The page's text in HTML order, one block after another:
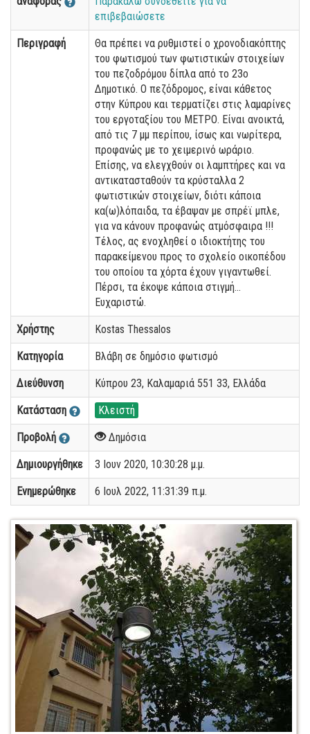
επιβεβαιώσετε
Περιγραφή
Θα πρέπει να ρυθμιστεί ο χρονοδιακόπτης
του φωτισμού των φωτιστικών στοιχείων
του πεζοδρόμου δίπλα από το 23ο
Δημοτικό. Ο πεζόδρομος, είναι κάθετος
στην Κύπρου και τερματίζει στις λαμαρίνες
του εργοταξίου του ΜΕΤΡΟ. Είναι ανοικτά,
από τις 7 μμ περίπου, ίσως και νωρίτερα,
προφανώς με το χειμερινό ωράριο.
Επίσης, να ελεγχθούν οι λαμπτήρες και να
αντικατασταθούν τα κρύσταλλα 2
φωτιστικών στοιχείων, διότι κάποια
κα(ω)λόπαιδα, τα έβαψαν με σπρέϊ μπλε,
για να κάνουν προφανώς ατμόσφαιρα !!!
Τέλος, ας ενοχληθεί ο ιδιοκτήτης του
παρακείμενου προς το σχολείο οικοπέδου
του οποίου τα χόρτα έχουν γιγαντωθεί.
Πέρσι, τα έκοψε κάποια στιγμή...
Ευχαριστώ.
Χρήστης Kostas Thessalos
Κατηγορία Βλάβη σε δημόσιο φωτισμό
Διεύθυνση Κύπρου 23, Καλαμαριά 551 33, Ελλάδα
Κατάσταση Κλειστή
Προβολή Δημόσια
Δημιουργήθηκε 3 Ιουν 2020, 10:30:28 μ.μ.
Ενημερώθηκε 6 Ιουλ 2022, 11:31:39 π.μ.